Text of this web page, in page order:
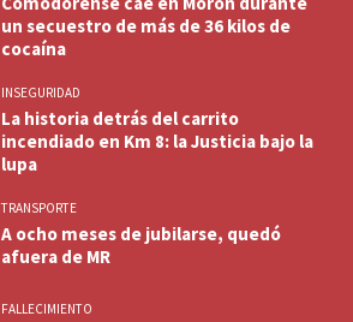
un secuestro de más de 36 kilos de
cocaína
INSEGURIDAD
La historia detrás del carrito
incendiado en Km 8: la Justicia bajo la
lupa
TRANSPORTE
A ocho meses de jubilarse, quedó
afuera de MR
FALLECIMIENTO